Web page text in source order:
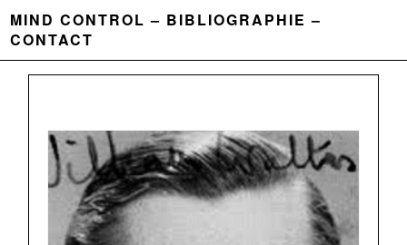
MIND CONTROL
BIBLIOGRAPHIE
CONTACT